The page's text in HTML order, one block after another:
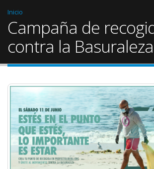
Inicio
Campaña de
contra la Basuraleza